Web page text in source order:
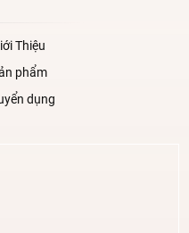
Thiệu
phẩm
dụng